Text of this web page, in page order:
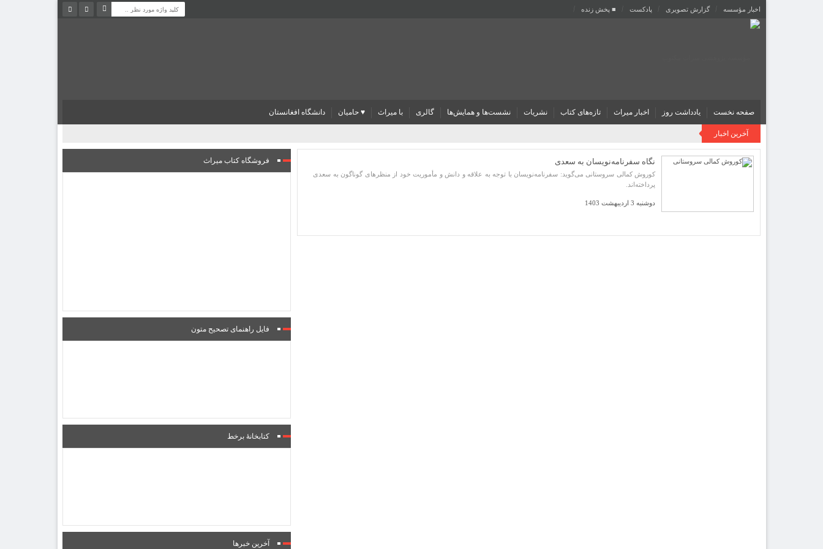
اخبار مؤسسه گزارش تصویری پادکست‌ ■ پخش زنده
صفحه نخست یادداشت روز اخبار میراث تازه‌های کتاب نشریات نشست‌ها و همایش‌ها گالری با میراث ♥ حامیان دانشگاه افغانستان
آخرین اخبار
نگاه سفرنامه‌نویسان به سعدی
کوروش کمالی سروستانی می‌گوید: سفرنامه‌نویسان با توجه به علاقه و دانش و مأموریت خود از منظرهای گوناگون به سعدی
پرداخته‌اند.
دوشنبه 3 اردیبهشت 1403
فروشگاه کتاب میراث
فایل راهنمای تصحیح متون
کتابخانۀ برخط
آخرین خبرها